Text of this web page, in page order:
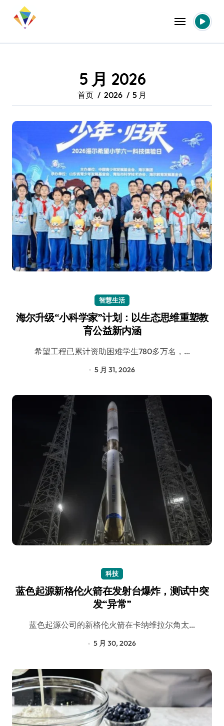
5 月 2026
首页 2026 5 月
智慧生活
海尔升级“小科学家”计划：以生态思维重塑教
育公益新内涵
希望工程已累计资助困难学生780多万名，…
5 月 31, 2026
科技
蓝色起源新格伦火箭在发射台爆炸，测试中突
发“异常”
蓝色起源公司的新格伦火箭在卡纳维拉尔角太…
5 月 30, 2026